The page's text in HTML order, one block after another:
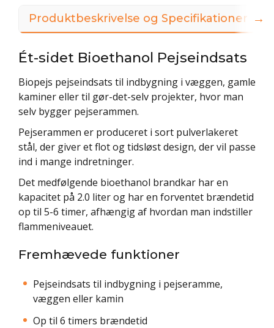
Produktbeskrivelse og Specifikationer
Ét-sidet Bioethanol Pejseindsats
Biopejs pejseindsats til indbygning i væggen, gamle
kaminer eller til gør-det-selv projekter, hvor man
selv bygger pejserammen.
Pejserammen er produceret i sort pulverlakeret
stål, der giver et flot og tidsløst design, der vil passe
ind i mange indretninger.
Det medfølgende bioethanol brandkar har en
kapacitet på 2.0 liter og har en forventet brændetid
op til 5-6 timer, afhængig af hvordan man indstiller
flammeniveauet.
Fremhævede funktioner
Pejseindsats til indbygning i pejseramme,
væggen eller kamin
Op til 6 timers brændetid
→